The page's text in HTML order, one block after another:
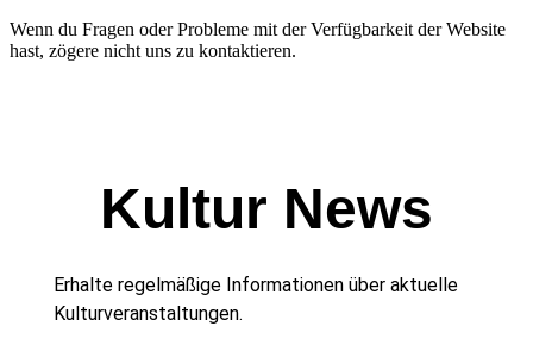
Wenn du Fragen oder Probleme mit der Verfügbarkeit der Website
hast, zögere nicht uns zu kontaktieren.
Kultur News
Erhalte regelmäßige Informationen über aktuelle
Kulturveranstaltungen.